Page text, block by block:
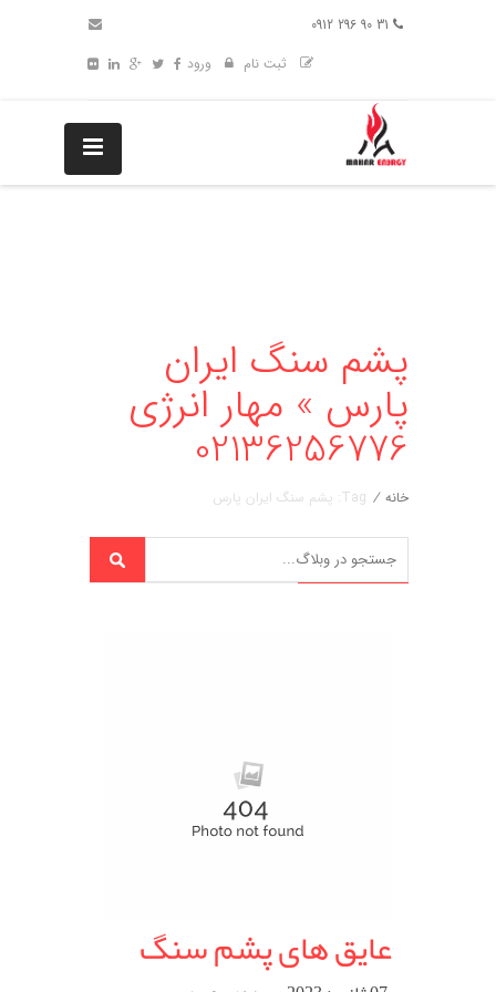
ثبت نام
ورود
پشم سنگ ایران
پارس » مهار انرژی
02136256776
خانه / Tag: پشم سنگ ایران پارس
عایق های پشم سنگ